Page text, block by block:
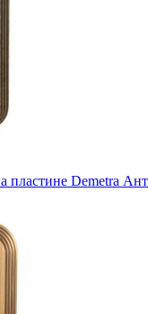
пластине Demetra